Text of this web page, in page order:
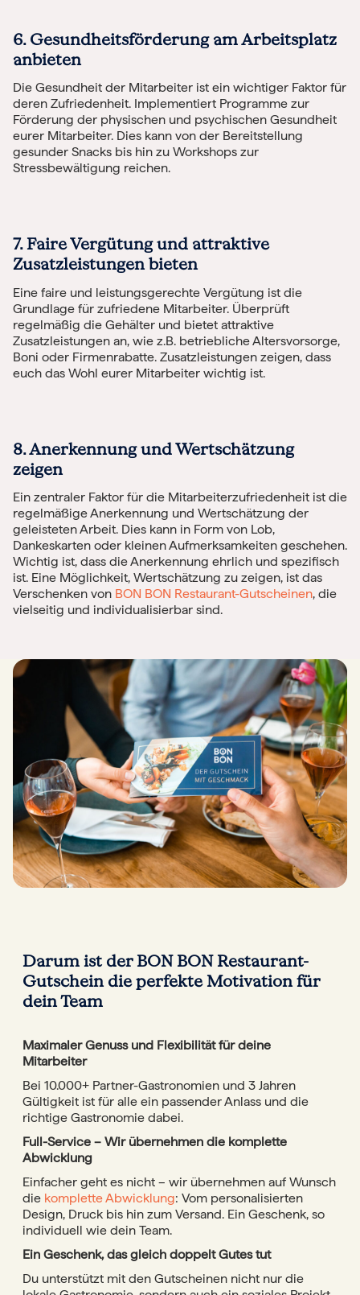
6. Gesundheitsförderung am Arbeitsplatz
anbieten
Die Gesundheit der Mitarbeiter ist ein wichtiger Faktor für
deren Zufriedenheit. Implementiert Programme zur
Förderung der physischen und psychischen Gesundheit
eurer Mitarbeiter. Dies kann von der Bereitstellung
gesunder Snacks bis hin zu Workshops zur
Stressbewältigung reichen.
7. Faire Vergütung und attraktive
Zusatzleistungen bieten
Eine faire und leistungsgerechte Vergütung ist die
Grundlage für zufriedene Mitarbeiter. Überprüft
regelmäßig die Gehälter und bietet attraktive
Zusatzleistungen an, wie z.B. betriebliche Altersvorsorge,
Boni oder Firmenrabatte. Zusatzleistungen zeigen, dass
euch das Wohl eurer Mitarbeiter wichtig ist.
8. Anerkennung und Wertschätzung
zeigen
Ein zentraler Faktor für die Mitarbeiterzufriedenheit ist die
regelmäßige Anerkennung und Wertschätzung der
geleisteten Arbeit. Dies kann in Form von Lob,
Dankeskarten oder kleinen Aufmerksamkeiten geschehen.
Wichtig ist, dass die Anerkennung ehrlich und spezifisch
ist. Eine Möglichkeit, Wertschätzung zu zeigen, ist das
Verschenken von BON BON Restaurant-Gutscheinen, die
vielseitig und individualisierbar sind.
Darum ist der BON BON Restaurant-
Gutschein die perfekte Motivation für
dein Team
Maximaler Genuss und Flexibilität für deine
Mitarbeiter
Bei 10.000+ Partner-Gastronomien und 3 Jahren
Gültigkeit ist für alle ein passender Anlass und die
richtige Gastronomie dabei.
Full-Service – Wir übernehmen die komplette
Abwicklung
Einfacher geht es nicht – wir übernehmen auf Wunsch
die komplette Abwicklung: Vom personalisierten
Design, Druck bis hin zum Versand. Ein Geschenk, so
individuell wie dein Team.
Ein Geschenk, das gleich doppelt Gutes tut
Du unterstützt mit den Gutscheinen nicht nur die